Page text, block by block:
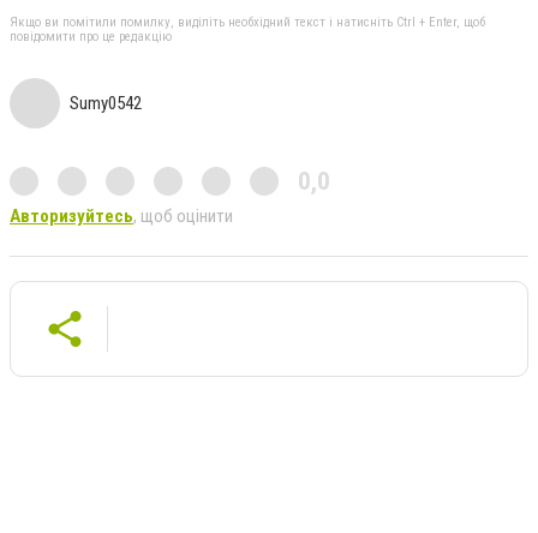
Якщо ви помітили помилку, виділіть необхідний текст і натисніть Ctrl + Enter, щоб
повідомити про це редакцію
Sumy0542
0,0
Авторизуйтесь, щоб оцінити